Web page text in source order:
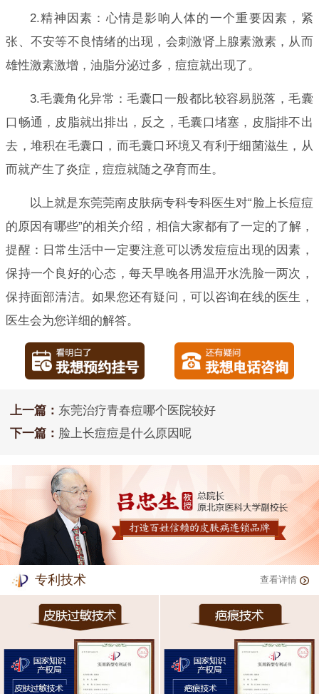
2.精神因素：心情是影响人体的一个重要因素，紧
张、不安等不良情绪的出现，会刺激肾上腺素激素，从而
雄性激素激增，油脂分泌过多，痘痘就出现了。
3.毛囊角化异常：毛囊口一般都比较容易脱落，毛囊
口畅通，皮脂就出排出，反之，毛囊口堵塞，皮脂排不出
去，堆积在毛囊口，而毛囊口环境又有利于细菌滋生，从
而就产生了炎症，痘痘就随之孕育而生。
以上就是东莞莞南皮肤病专科专科医生对“脸上长痘痘
的原因有哪些”的相关介绍，相信大家都有了一定的了解，
提醒：日常生活中一定要注意可以诱发痘痘出现的因素，
保持一个良好的心态，每天早晚各用温开水洗脸一两次，
保持面部清洁。如果您还有疑问，可以咨询在线的医生，
医生会为您详细的解答。
上一篇： 东莞治疗青春痘哪个医院较好
下一篇： 脸上长痘痘是什么原因呢
专利技术 查看详情